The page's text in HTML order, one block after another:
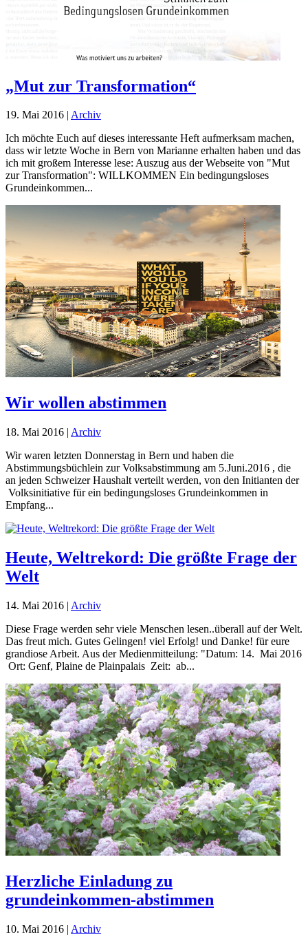
„Mut zur Transformation“
19. Mai 2016 | Archiv
Ich möchte Euch auf dieses interessante Heft aufmerksam machen,
dass wir letzte Woche in Bern von Marianne erhalten haben und das
ich mit großem Interesse lese: Auszug aus der Webseite von "Mut
zur Transformation": WILLKOMMEN Ein bedingungsloses
Grundeinkommen...
Wir wollen abstimmen
18. Mai 2016 | Archiv
Wir waren letzten Donnerstag in Bern und haben die
Abstimmungsbüchlein zur Volksabstimmung am 5.Juni.2016 , die
an jeden Schweizer Haushalt verteilt werden, von den Initianten der
Volksinitiative für ein bedingungsloses Grundeinkommen in
Empfang...
Heute, Weltrekord: Die größte Frage der
Welt
14. Mai 2016 | Archiv
Diese Frage werden sehr viele Menschen lesen..überall auf der Welt.
Das freut mich. Gutes Gelingen! viel Erfolg! und Danke! für eure
grandiose Arbeit. Aus der Medienmitteilung: "Datum: 14. Mai 2016
Ort: Genf, Plaine de Plainpalais Zeit: ab...
Herzliche Einladung zu
grundeinkommen-abstimmen
10. Mai 2016 | Archiv